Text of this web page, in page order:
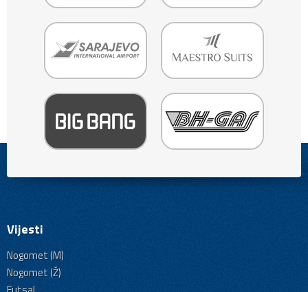
Vijesti
Nogomet (M)
Nogomet (Ž)